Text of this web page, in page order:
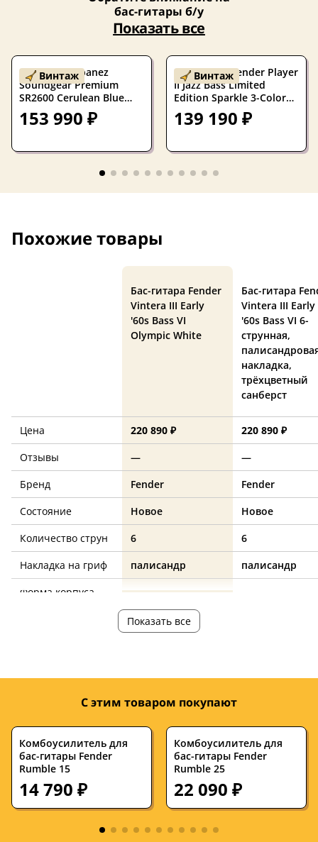
бас-гитары б/у
Показать все
Винтаж
Бас-гитара Ibanez
Soundgear Premium
SR2600 Cerulean Blue
Burst
153 990 ₽
Винтаж
Бас-гитара Fender Player
II Jazz Bass Limited
Edition Sparkle 3-Color
Sunburst
139 190 ₽
Похожие товары
Бас-гитара Fender
Vintera III Early
'60s Bass VI
Olympic White
Бас-гитара
Vintera III Early
'60s Bass VI 6-
струнная,
накладка,
трёхцветный
санберст
Цена 220 890 ₽
220 890 ₽
Отзывы
—
—
Бренд
Fender
Fender
Состояние
Новое
Новое
Количество струн
6
6
Накладка на гриф
палисандр
палисандр
Форма корпуса
—
—
Ширина верхнего
—
Дека
—
Гриф
Цвет корпуса
Показать все
С этим товаром покупают
Комбоусилитель для
бас-гитары Fender
Rumble 15
14 790 ₽
Комбоусилитель для
бас-гитары Fender
Rumble 25
22 090 ₽